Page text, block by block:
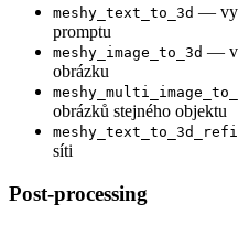
meshy_text_to_3d —
promptu
meshy_image_to_3d —
obrázku
obrázků stejného objektu
síti
Post-processing